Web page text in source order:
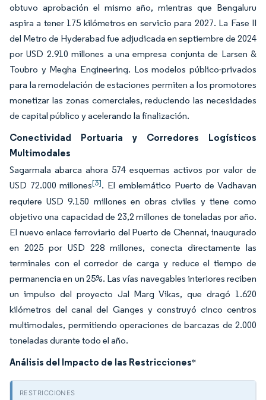
obtuvo aprobación el mismo año, mientras que Bengaluru
aspira a tener 175 kilómetros en servicio para 2027. La Fase II
del Metro de Hyderabad fue adjudicada en septiembre de 2024
por USD 2.910 millones a una empresa conjunta de Larsen &
Toubro y Megha Engineering. Los modelos público-privados
para la remodelación de estaciones permiten a los promotores
monetizar las zonas comerciales, reduciendo las necesidades
de capital público y acelerando la finalización.
Conectividad Portuaria y Corredores Logísticos
Multimodales
Sagarmala abarca ahora 574 esquemas activos por valor de
USD 72.000 millones[3]. El emblemático Puerto de Vadhavan
requiere USD 9.150 millones en obras civiles y tiene como
objetivo una capacidad de 23,2 millones de toneladas por año.
El nuevo enlace ferroviario del Puerto de Chennai, inaugurado
en 2025 por USD 228 millones, conecta directamente las
terminales con el corredor de carga y reduce el tiempo de
permanencia en un 25%. Las vías navegables interiores reciben
un impulso del proyecto Jal Marg Vikas, que dragó 1.620
kilómetros del canal del Ganges y construyó cinco centros
multimodales, permitiendo operaciones de barcazas de 2.000
toneladas durante todo el año.
Análisis del Impacto de las Restricciones*